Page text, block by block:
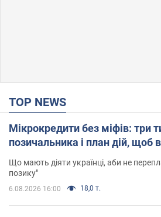
TOP NEWS
Мікрокредити без міфів: три
позичальника і план дій, щоб
Що мають діяти українці, аби не
позику"
6.08.2026 16:00 18,0 т.